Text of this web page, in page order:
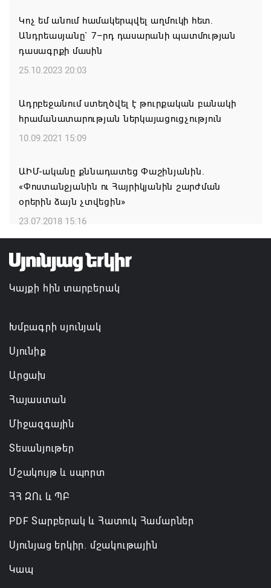
Զգուշացում․ սոցիալական ցանցերում
խարդախություններ
ՀԱՄԱԿԱՐԳՎԱԾ ՋՐԱՄԱՏԱԿԱՐԱՐՈՒՄ ԿՈՒՆԵՆԱՆ
Հայկ Դեմոյանը հանցագործության մասին
Կոչ եմ անում համակերպվել աղմուկի հետ.
Անդրեասյանը` 7–րդ դասարանի պատմության
դասագրքի մասին
25.10.2023 20:03
Ադրբեջանում ստեղծվել է թուրքական բանակի
հրամանատարության ներկայացուցչություն
10.09.2021 15:09
ԱԻՄ-ականը քննադատեց Փաշինյանին.
«Փոստանջյանին ու Հայրիկյանին շարժման
օրերին ձայն չտվեցին»
23.07.2018 15:16
Կայքի հին տարբերակ
Խմբագրի սյունյակ
Սյունիք
Արցախ
Հայաստան
Միջազգային
Տեսանյութեր
Մշակույթ և սպորտ
ՀՀ ԶՈւ և ՊԲ
PDF Տարբերակ և Հատուկ Համարներ
Սյունյաց երկիր. մշակութային
Կապ